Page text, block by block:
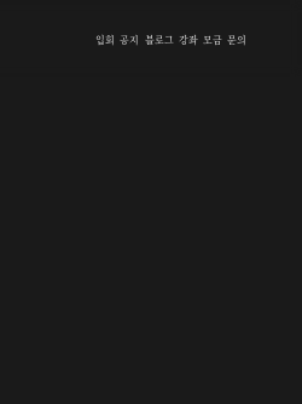
입회 공지 블로그 강좌 모금 문의